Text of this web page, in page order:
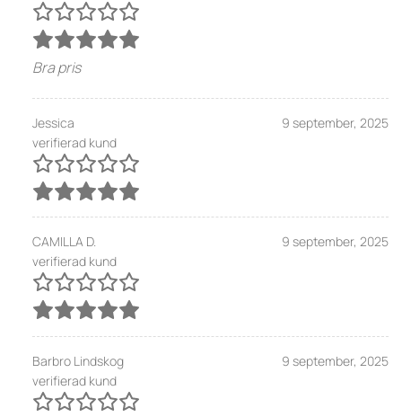
Bra pris
Jessica
verifierad kund
9 september, 2025
CAMILLA D.
verifierad kund
9 september, 2025
Barbro Lindskog
verifierad kund
9 september, 2025